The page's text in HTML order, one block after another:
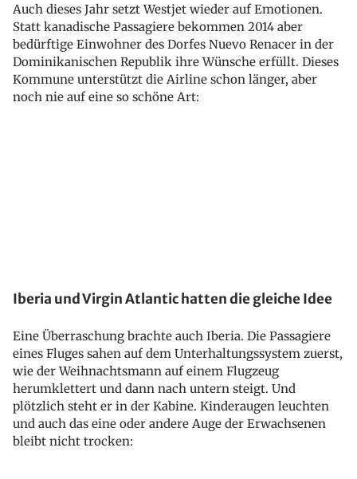
Auch dieses Jahr setzt Westjet wieder auf Emotionen.
Statt kanadische Passagiere bekommen 2014 aber
bedürftige Einwohner des Dorfes Nuevo Renacer in der
Dominikanischen Republik ihre Wünsche erfüllt. Dieses
Kommune unterstützt die Airline schon länger, aber
noch nie auf eine so schöne Art:
Iberia und Virgin Atlantic hatten die gleiche Idee
Eine Überraschung brachte auch Iberia. Die Passagiere
eines Fluges sahen auf dem Unterhaltungssystem zuerst,
wie der Weihnachtsmann auf einem Flugzeug
herumklettert und dann nach untern steigt. Und
plötzlich steht er in der Kabine. Kinderaugen leuchten
und auch das eine oder andere Auge der Erwachsenen
bleibt nicht trocken: